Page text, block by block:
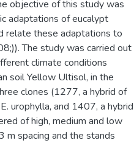
objective of this study was
adaptations of eucalypt
relate these adaptations to
The study was carried out
climate conditions
soil Yellow Ultisol, in the
clones (1277, a hybrid of
urophylla, and 1407, a hybrid
of high, medium and low
spacing and the stands